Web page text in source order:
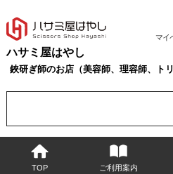
ハサミ屋はやし
鋏研ぎ師のお店（美容師、理容師、トリ
マイ
TOP ご利用案内